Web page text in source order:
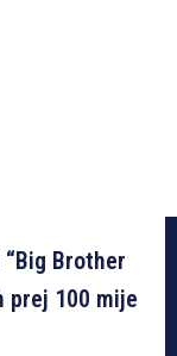
Brother
prej 100 mije